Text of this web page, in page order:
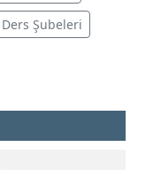
Ders Şubeleri